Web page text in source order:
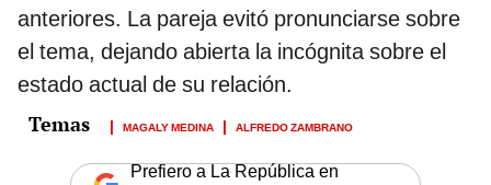
anteriores. La pareja evitó pronunciarse sobre
el tema, dejando abierta la incógnita sobre el
estado actual de su relación.
MAGALY MEDINA ALFREDO ZAMBRANO
Prefiero a La República en